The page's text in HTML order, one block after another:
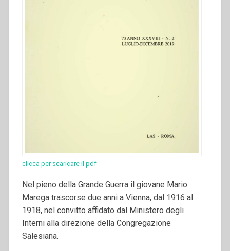
clicca per scaricare il pdf
Nel pieno della Grande Guerra il giovane Mario
Marega trascorse due anni a Vienna, dal 1916 al
1918, nel convitto affidato dal Ministero degli
Interni alla direzione della Congregazione
Salesiana.